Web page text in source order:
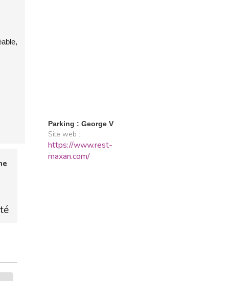
Parking : George V
Site web :
https://www.rest-
maxan.com/